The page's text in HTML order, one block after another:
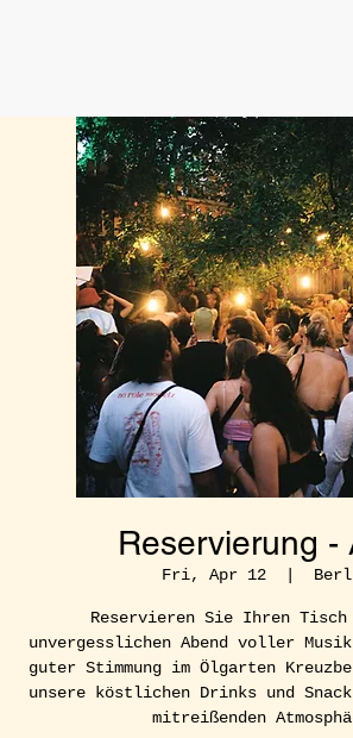
Reservierung -
Fri, Apr 12
  |
Reservieren Sie Ihren
unvergesslichen Abend voller
guter Stimmung im Ölgarten
unsere köstlichen Drinks und
mitreißenden